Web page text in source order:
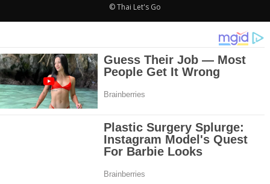
© Thai Let's Go